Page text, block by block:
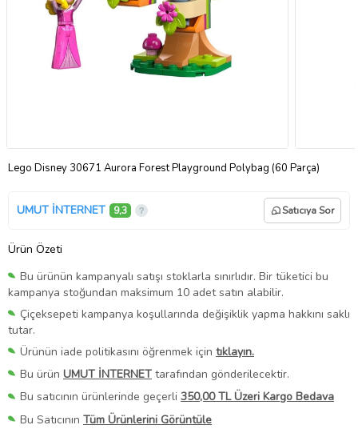
Lego Disney 30671 Aurora Forest Playground Polybag (60 Parça)
UMUT İNTERNET 9,3 Satıcıya Sor
Ürün Özeti
Bu ürünün kampanyalı satışı stoklarla sınırlıdır. Bir tüketici bu
kampanya stoğundan maksimum 10 adet satın alabilir.
Çiçeksepeti kampanya koşullarında değişiklik yapma hakkını saklı
tutar.
Ürünün iade politikasını öğrenmek için tıklayın.
Bu ürün UMUT İNTERNET tarafından gönderilecektir.
Bu satıcının ürünlerinde geçerli 350,00 TL Üzeri Kargo Bedava
Bu Satıcının Tüm Ürünlerini Görüntüle